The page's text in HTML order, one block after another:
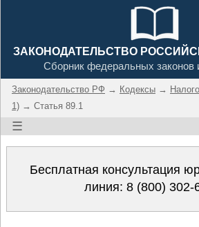
ЗАКОНОДАТЕЛЬСТВО
Сборник федеральных законов
Законодательство РФ → Кодексы →
1) → Статья 89.1
☰
Бесплатная консультация
линия: 8 (800) 302-